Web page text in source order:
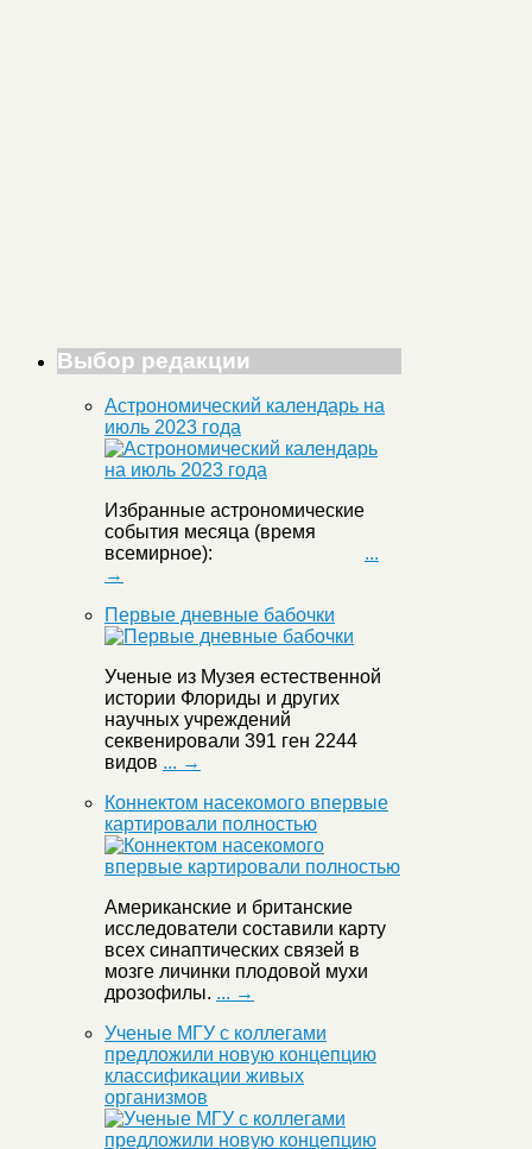
Выбор редакции
Астрономический календарь на
июль 2023 года
Избранные астрономические
события месяца (время
всемирное): ...
→
Первые дневные бабочки
Ученые из Музея естественной
истории Флориды и других
научных учреждений
секвенировали 391 ген 2244
видов ... →
Коннектом насекомого впервые
картировали полностью
Американские и британские
исследователи составили карту
всех синаптических связей в
мозге личинки плодовой мухи
дрозофилы. ... →
Ученые МГУ с коллегами
предложили новую концепцию
классификации живых
организмов